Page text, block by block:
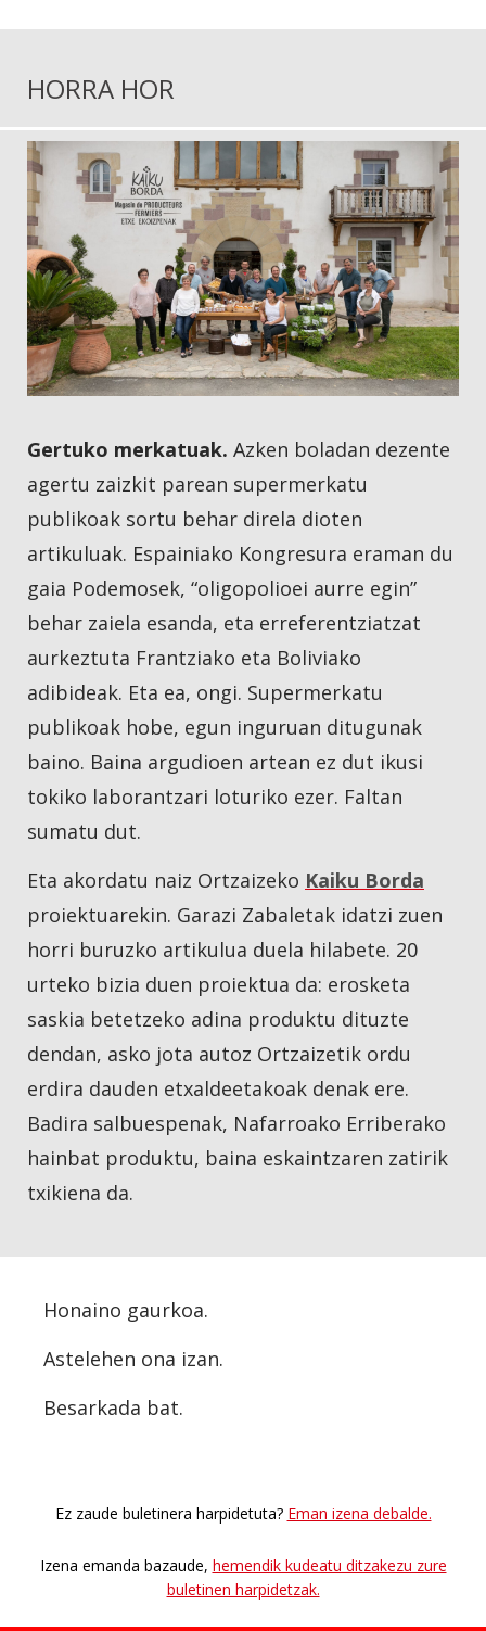
HORRA HOR
Gertuko merkatuak. Azken boladan dezente
agertu zaizkit parean supermerkatu
publikoak sortu behar direla dioten
artikuluak. Espainiako Kongresura eraman du
gaia Podemosek, “oligopolioei aurre egin”
behar zaiela esanda, eta erreferentziatzat
aurkeztuta Frantziako eta Boliviako
adibideak. Eta ea, ongi. Supermerkatu
publikoak hobe, egun inguruan ditugunak
baino. Baina argudioen artean ez dut ikusi
tokiko laborantzari loturiko ezer. Faltan
sumatu dut.
Eta akordatu naiz Ortzaizeko Kaiku Borda
proiektuarekin. Garazi Zabaletak idatzi zuen
horri buruzko artikulua duela hilabete. 20
urteko bizia duen proiektua da: erosketa
saskia betetzeko adina produktu dituzte
dendan, asko jota autoz Ortzaizetik ordu
erdira dauden etxaldeetakoak denak ere.
Badira salbuespenak, Nafarroako Erriberako
hainbat produktu, baina eskaintzaren zatirik
txikiena da.
Honaino gaurkoa.
Astelehen ona izan.
Besarkada bat.
Ez zaude buletinera harpidetuta? Eman izena debalde.
Izena emanda bazaude, hemendik kudeatu ditzakezu zure
buletinen harpidetzak.